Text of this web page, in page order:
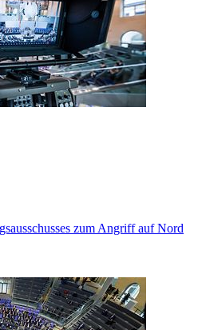
zum Angriff auf Nord